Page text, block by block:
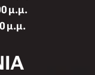
μ.μ.
μ.μ.